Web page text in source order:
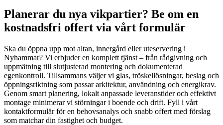
Planerar du nya vikpartier? Be om en
kostnadsfri offert via vårt formulär
Ska du öppna upp mot altan, innergård eller uteservering i
Nyhammar? Vi erbjuder en komplett tjänst – från rådgivning och
uppmätning till slutjusterad montering och dokumenterad
egenkontroll. Tillsammans väljer vi glas, tröskellösningar, beslag och
öppningsriktning som passar arkitektur, användning och energikrav.
Genom smart planering, lokalt anpassade leveranstider och effektivt
montage minimerar vi störningar i boende och drift. Fyll i vårt
kontaktformulär för en behovsanalys och snabb offert med förslag
som matchar din fastighet och budget.